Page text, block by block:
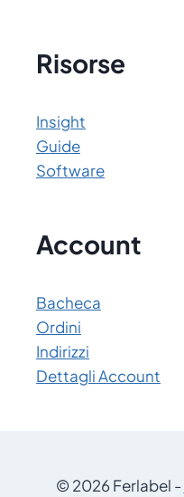
Risorse
Insight
Guide
Software
Account
Bacheca
Ordini
Indirizzi
Dettagli Account
© 2026 Ferlabel -